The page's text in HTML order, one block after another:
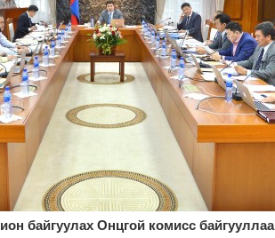
байгуулах Онцгой комисс байгууллаа